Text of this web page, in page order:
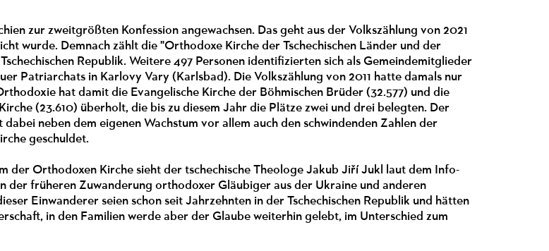
zur zweitgrößten Konfession angewachsen. Das geht aus der Volkszählung von 2021
wurde. Demnach zählt die "Orthodoxe Kirche der Tschechischen Länder und der
Republik. Weitere 497 Personen identifizierten sich als Gemeindemitglieder
Patriarchats in Karlovy Vary (Karlsbad). Die Volkszählung von 2011 hatte damals nur
hat damit die Evangelische Kirche der Böhmischen Brüder (32.577) und die
(23.610) überholt, die bis zu diesem Jahr die Plätze zwei und drei belegten. Der
neben dem eigenen Wachstum vor allem auch den schwindenden Zahlen der
geschuldet.
der Orthodoxen Kirche sieht der tschechische Theologe Jakub Jiří Jukl laut dem Info-
der früheren Zuwanderung orthodoxer Gläubiger aus der Ukraine und anderen
Einwanderer seien schon seit Jahrzehnten in der Tschechischen Republik und hätten
in den Familien werde aber der Glaube weiterhin gelebt, im Unterschied zum